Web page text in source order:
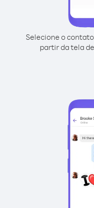
Selecione o
partir da tela